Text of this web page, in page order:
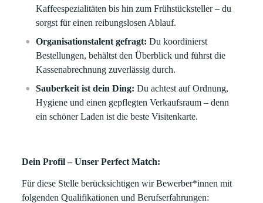
Kaffeespezialitäten bis hin zum Frühstücksteller – du
sorgst für einen reibungslosen Ablauf.
Organisationstalent gefragt:Du koordinierst
Bestellungen, behältst den Überblick und führst die
Kassenabrechnung zuverlässig durch.
Sauberkeit ist dein Ding:Du achtest auf Ordnung,
Hygiene und einen gepflegten Verkaufsraum – denn
ein schöner Laden ist die beste Visitenkarte.
Dein Profil – Unser Perfect Match:
Für diese Stelle berücksichtigen wir Bewerber*innen mit
folgenden Qualifikationen und Berufserfahrungen: